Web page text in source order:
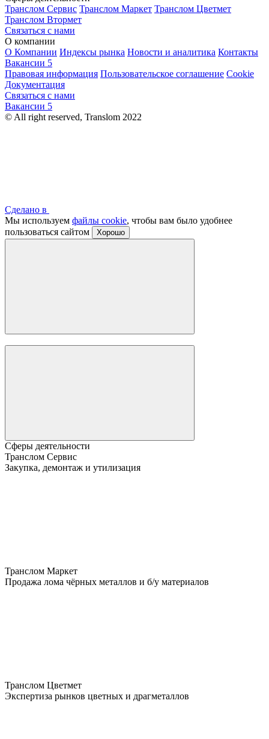
Транслом Сервис Транслом Маркет Транслом Цветмет
Транслом Втормет
Связаться с нами
О компании
О Компании Индексы рынка Новости и аналитика Контакты
Вакансии 5
Правовая информация Пользовательское соглашение Cookie
Документация
Связаться с нами
Вакансии 5
© All right reserved, Translom 2022
Сделано в
Мы используем файлы cookie, чтобы вам было удобнее
пользоваться сайтом
Хорошо
Сферы деятельности
Транслом Сервис
Закупка, демонтаж и утилизация
Транслом Маркет
Продажа лома чёрных металлов и б/у материалов
Транслом Цветмет
Экспертиза рынков цветных и драгметаллов